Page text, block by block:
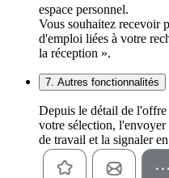
espace personnel.
Vous souhaitez recevoir
d'emploi liées à votre
la réception ».
7. Autres fonctionnalités
Depuis le détail de
votre sélection,
de travail et la signaler